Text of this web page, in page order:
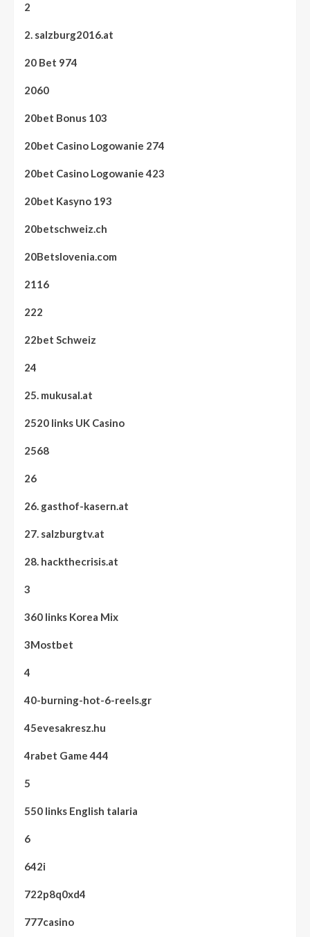
2
2. salzburg2016.at
20 Bet 974
2060
20bet Bonus 103
20bet Casino Logowanie 274
20bet Casino Logowanie 423
20bet Kasyno 193
20betschweiz.ch
20Betslovenia.com
2116
222
22bet Schweiz
24
25. mukusal.at
2520 links UK Casino
2568
26
26. gasthof-kasern.at
27. salzburgtv.at
28. hackthecrisis.at
3
360 links Korea Mix
3Mostbet
4
40-burning-hot-6-reels.gr
45evesakresz.hu
4rabet Game 444
5
550 links English talaria
6
642i
722p8q0xd4
777casino